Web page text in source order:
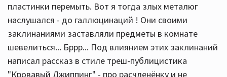
пластинки перемыть. Вот я тогда злых металюг
наслушался - до галлюцинаций ! Они своими
заклинаниями заставляли предметы в комнате
шевелиться... Бррр... Под влиянием этих заклинаний
написал рассказ в стиле треш-публицистика
"Кровавый Джиппинг" - про расчленёнку и не